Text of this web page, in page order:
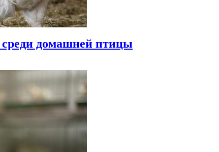
домашней птицы